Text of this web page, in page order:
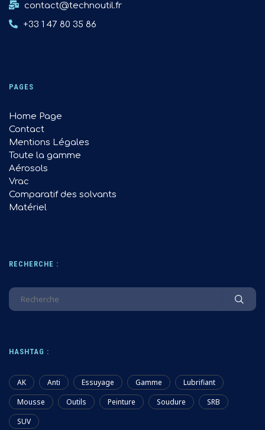
contact@technoutil.fr
+33 1 47 80 35 86
PAGES
Home Page
Contact
Mentions Légales
Toute la gamme
Aérosols
Vrac
Comparatif des solvants
Matériel
RECHERCHE :
HASHTAG :
AK Anti Essuyage Gamme
Lubrifiant
Mousse
Outils Peinture Soudure
SRB
SUV